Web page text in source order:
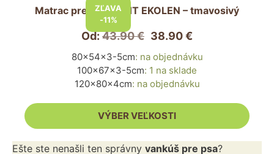
ZĽAVA
-11%
Matrac pre psa LIGHT EKOLEN – tmavosivý
Od:43.90€ 38.90€
80x54x3-5cm: na objednávku
100x67x3-5cm: 1 na sklade
120x80x4cm: na objednávku
VÝBER VEĽKOSTI
vybrať
produktu.
Ešte ste nenašli ten správny vankúš pre psa?